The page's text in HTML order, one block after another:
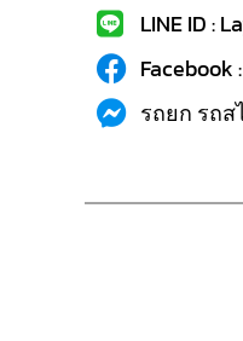
LINE ID :
Facebook
รถยก รถส